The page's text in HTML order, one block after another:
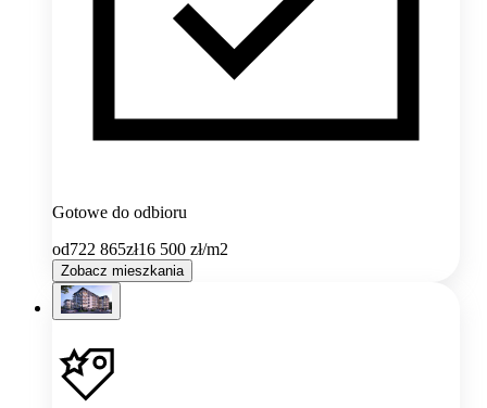
Gotowe do odbioru
od722 865zł16 500 zł/m2
Zobacz mieszkania